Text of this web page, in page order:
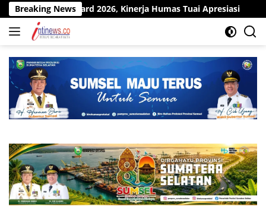
Langsung
ke
konten
Breaking News
2026, Kinerja Humas Tuai Apresiasi Pit Stop Kilang